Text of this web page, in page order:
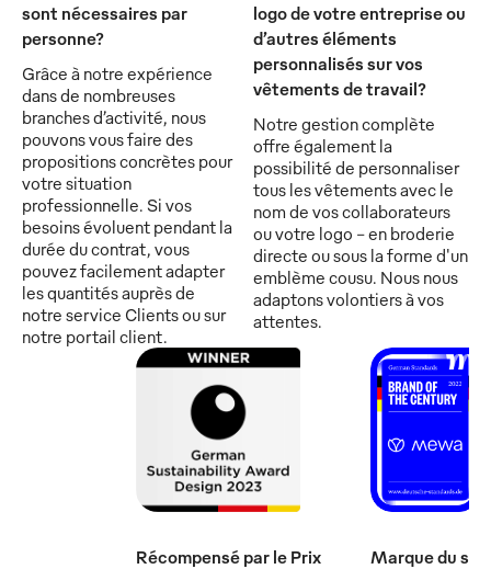
sont nécessaires par
personne?
Grâce à notre expérience
dans de nombreuses
branches d’activité, nous
pouvons vous faire des
propositions concrètes pour
votre situation
professionnelle. Si vos
besoins évoluent pendant la
durée du contrat, vous
pouvez facilement adapter
les quantités auprès de
notre service Clients ou sur
notre portail client.
logo de votre entreprise ou
d’autres éléments
personnalisés sur vos
vêtements de travail?
Notre gestion complète
offre également la
possibilité de personnaliser
tous les vêtements avec le
nom de vos collaborateurs
ou votre logo - en broderie
directe ou sous la forme d'un
emblème cousu. Nous nous
adaptons volontiers à vos
attentes.
Récompensé par le Prix
Marque du